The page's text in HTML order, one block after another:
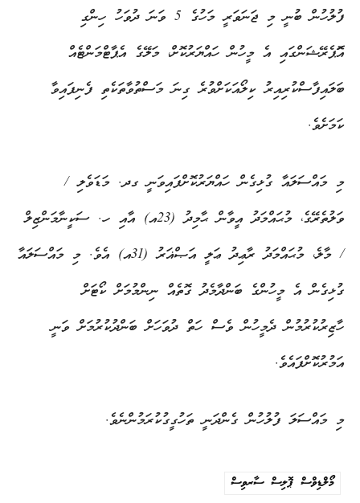
ފުލުހުން ބުނީ މި ޖަނަވަރީ މަހުގެ 5 ވަނަ ދުވަހު ހިންގި
އޮަޕެރޭޝަންގައި އެ މީހުން ހައްޔަރުކޮށް، މަލޭގެ އެޕާޓްމަންޓެއް
ބަލައިފާސްކުރިއިރު ކިލޯއަކަށްވުރެ ގިނަ މަސްތުވާތަކެތި ފެނިފައިވާ
ކަމަށެވެ.
މި މައްސަލައާ ގުޅިގެން ހައްޔަރުކޮށްފައިވަނީ ގދ. މަޑަވެލި /
ވަލުތެރޭގެ، މުޙައްމަދު އީވާން ޙާމިދު (23އ) އާއި ހ. ސަކީނާމަންޒިލް
/ މާލެ، މުޙައްމަދު ރާޢިދު ޢަލީ އަޞްޣަރު (31އ) އެވެ. މި މައްސަލައާ
ގުޅިގެން އެ މީހުންގެ ބަންދާމެދު ގޮތެއް ނިންމުމަށް ކޯޓަށް
ހާޒިރުކުރުމުން ދެމީހުން ވެސް ހަތް ދުވަހަށް ބަންދުކުރުމަށް ވަނީ
އަމުރުކޮށްފައެވެ.
މި މައްސަލަ ފުލުހުން ގެންދަނީ ތަހުގީގުކުރަމުންނެވެ.
މޯލްޑިވްސް ޕޮލިސް ސާރވިސް